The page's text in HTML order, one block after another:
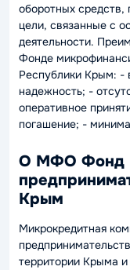
оборотных средств,
цели, связанные с
деятельности.
Фонде
Республики Крым: -
надежность; -
оперативное
погашение; -
О МФО Фонд
Крым
Микрокредитная
территории Крыма